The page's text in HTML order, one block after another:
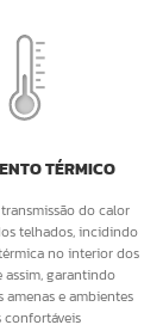
TÉRMICO
do calor
telhados, incidindo
no interior dos
assim, garantindo
amenas e ambientes
confortáveis